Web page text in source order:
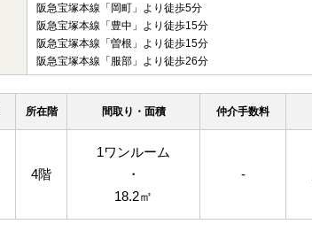
阪急宝塚本線「岡町」より徒歩5分
阪急宝塚本線「豊中」より徒歩15分
阪急宝塚本線「曽根」より徒歩15分
阪急宝塚本線「服部」より徒歩26分
所在階 間取り・面積 仲介手数料
4階
1ワンルーム
・
18.2㎡
-